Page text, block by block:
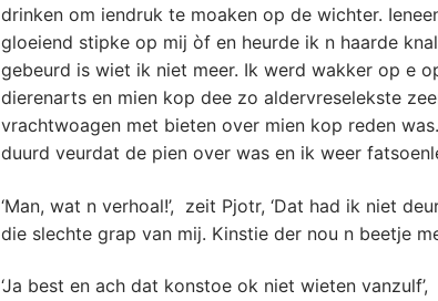
drinken om iendruk te moaken op de wichter.
gloeiend stipke op mij òf en heurde ik n haarde
gebeurd is wiet ik niet meer. Ik werd wakker op e
dierenarts en mien kop dee zo aldervreselekste
vrachtwoagen met bieten over mien kop reden
duurd veurdat de pien over was en ik weer
‘Man, wat n verhoal!’, zeit Pjotr, ‘Dat had ik niet
die slechte grap van mij. Kinstie der nou n beetje
‘Ja best en ach dat konstoe ok niet wieten